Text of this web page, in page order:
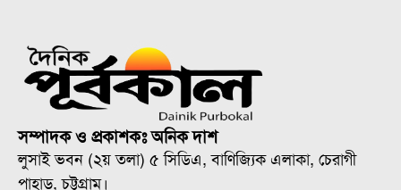
সম্পাদক ও প্রকাশকঃ অনিক দাশ
লুসাই ভবন (২য় তলা) ৫ সিডিএ, বাণিজ্যিক এলাকা, চেরাগী
পাহাড়, চট্টগ্রাম।